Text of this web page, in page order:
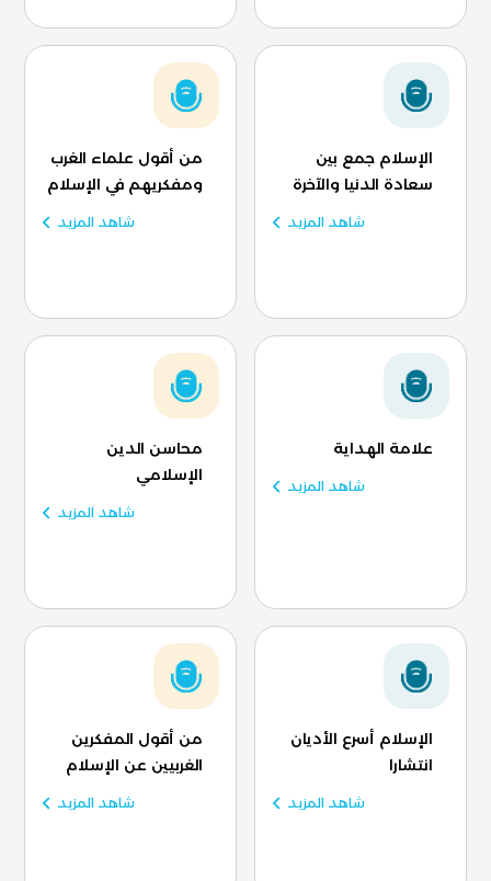
الإسلام جمع بين
سعادة الدنيا والآخرة
شاهد المزيد
من أقول علماء الغرب
ومفكريهم في الإسلام
شاهد المزيد
علامة الهداية
شاهد المزيد
محاسن الدين
الإسلامي
شاهد المزيد
الإسلام أسرع الأديان
انتشارا
شاهد المزيد
من أقول المفكرين
الغربيين عن الإسلام
شاهد المزيد